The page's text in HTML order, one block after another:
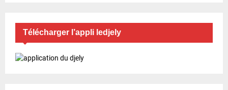
Télécharger l’appli ledjely